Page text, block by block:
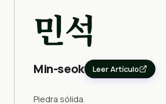
민석
Min-seok Leer Artículo
Piedra sólida.